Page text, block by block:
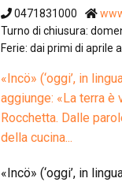
0471831000
Turno di chiusura:
Ferie: dai primi di aprile
«Incö» (‘oggi’, in
aggiunge: «La terra
Rocchetta. Dalle
della cucina...
«Incö» (‘oggi’, in